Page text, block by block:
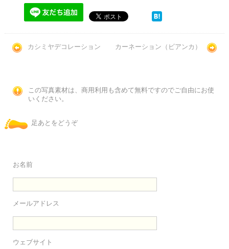
カシミヤデコレーション カーネーション（ビアンカ）
この写真素材は、商用利用も含めて無料ですのでご自由にお使
いください。
足あとをどうぞ
お名前
メールアドレス
ウェブサイト